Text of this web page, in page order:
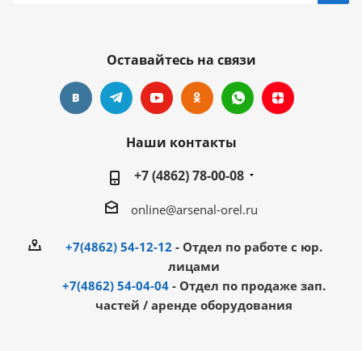
Оставайтесь на связи
Наши контакты
+7 (4862) 78-00-08
online@arsenal-orel.ru
+7(4862) 54-12-12 - Отдел по работе с юр.
лицами
+7(4862) 54-04-04 - Отдел по продаже зап.
частей / аренде оборудования